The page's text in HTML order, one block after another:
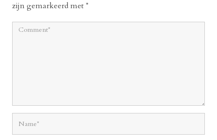
zijn gemarkeerd met*